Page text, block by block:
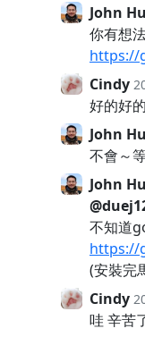
John
你有想
https://
Cindy
好的好
John
不會～
John
不知道
https://
(安裝完
Cindy
哇 辛苦